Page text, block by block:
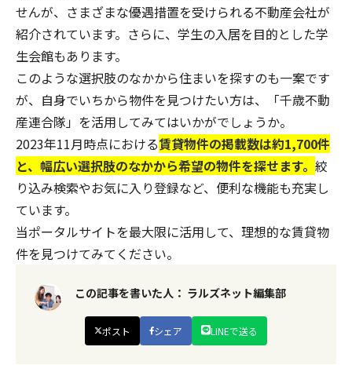
せんが、さまざまな優遇措置を受けられる不動産会社が
紹介されています。さらに、学生の入居を目的とした学
生会館もあります。
このような選択肢のなかから住まいを探すのも一案です
が、自身でいちから物件を見つけたい方は、「千歳不動
産連合隊」を活用してみてはいかがでしょうか。
2023年11月時点における賃貸物件の掲載数は約1,700件
と、幅広い選択肢のなかから希望の物件を探せます。 絞
り込み検索やお気に入り登録など、便利な機能も充実し
ています。
当ポータルサイトを最大限に活用して、理想的な賃貸物
件を見つけてみてください。
この記事を書いた人： ラルズネット編集部
ポスト シェア LINEで送る